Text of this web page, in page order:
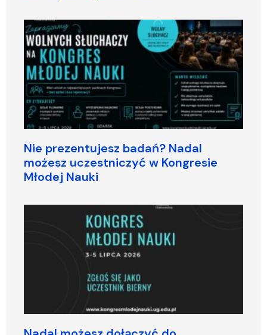
Nie prezentujesz badań? Nadal
możesz uczestniczyć w Kongresie
Młodej Nauki